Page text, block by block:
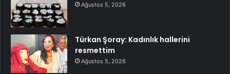
Ağustos 5, 2026
Türkan Şoray: Kadınlık hallerini
resmettim
Ağustos 5, 2026